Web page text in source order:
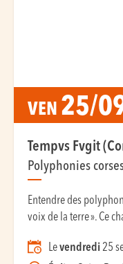
VEN 25/
Tempvs Fvgit
Polyphonies
Entendre des
voix de la terre ». Ce
Levendredi 25